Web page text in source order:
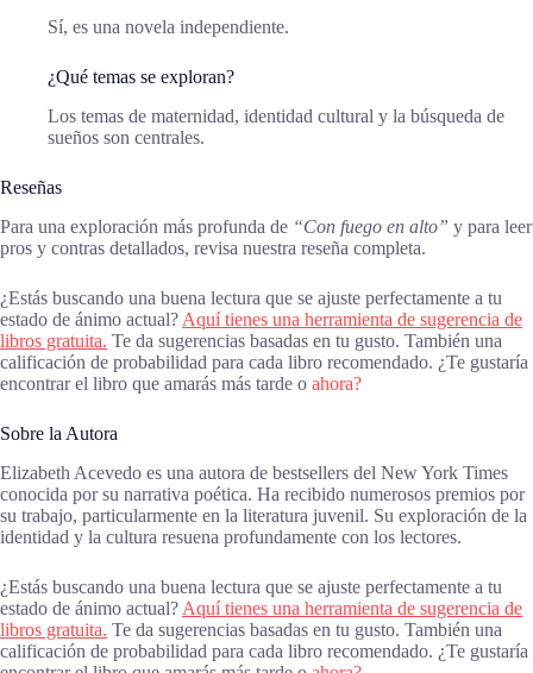
Sí, es una novela independiente.
¿Qué temas se exploran?
Los temas de maternidad, identidad cultural y la búsqueda de
sueños son centrales.
Reseñas
Para una exploración más profunda de “Con fuego en alto” y para leer
pros y contras detallados, revisa nuestra reseña completa.
¿Estás buscando una buena lectura que se ajuste perfectamente a tu
estado de ánimo actual? Aquí tienes una herramienta de sugerencia de
libros gratuita. Te da sugerencias basadas en tu gusto. También una
calificación de probabilidad para cada libro recomendado. ¿Te gustaría
encontrar el libro que amarás más tarde o ahora?
Sobre la Autora
Elizabeth Acevedo es una autora de bestsellers del New York Times
conocida por su narrativa poética. Ha recibido numerosos premios por
su trabajo, particularmente en la literatura juvenil. Su exploración de la
identidad y la cultura resuena profundamente con los lectores.
¿Estás buscando una buena lectura que se ajuste perfectamente a tu
estado de ánimo actual? Aquí tienes una herramienta de sugerencia de
libros gratuita. Te da sugerencias basadas en tu gusto. También una
calificación de probabilidad para cada libro recomendado. ¿Te gustaría